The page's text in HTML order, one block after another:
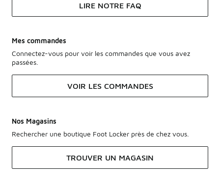
LIRE NOTRE FAQ
Mes commandes
Connectez-vous pour voir les commandes que vous avez
passées.
VOIR LES COMMANDES
Nos Magasins
Rechercher une boutique Foot Locker près de chez vous.
TROUVER UN MAGASIN